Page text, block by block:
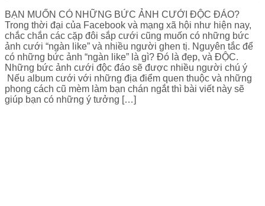
BẠN MUỐN CÓ NHỮNG BỨC ẢNH CƯỚI ĐỘC ĐÁO?
Trong thời đại của Facebook và mạng xã hội như hiện nay,
chắc chắn các cặp đôi sắp cưới cũng muốn có những bức
ảnh cưới “ngàn like” và nhiều người ghen tị. Nguyên tắc để
có những bức ảnh “ngàn like” là gì? Đó là đẹp, và ĐỘC.
Những bức ảnh cưới độc đáo sẽ được nhiều người chú ý
Nếu album cưới với những địa điểm quen thuộc và những
phong cách cũ mèm làm bạn chán ngắt thì bài viết này sẽ
giúp bạn có những ý tưởng […]